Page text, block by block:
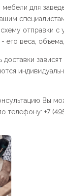
для
отправки с
его веса,
доставки
Вы
телефону: +7